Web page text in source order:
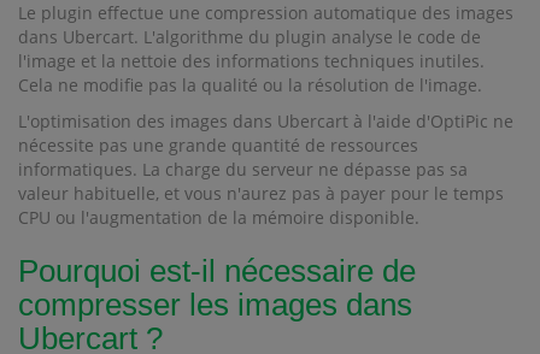
Le plugin effectue une compression automatique des images
dans Ubercart. L'algorithme du plugin analyse le code de
l'image et la nettoie des informations techniques inutiles.
Cela ne modifie pas la qualité ou la résolution de l'image.
L'optimisation des images dans Ubercart à l'aide d'OptiPic ne
nécessite pas une grande quantité de ressources
informatiques. La charge du serveur ne dépasse pas sa
valeur habituelle, et vous n'aurez pas à payer pour le temps
CPU ou l'augmentation de la mémoire disponible.
Pourquoi est-il nécessaire de
compresser les images dans
Ubercart ?